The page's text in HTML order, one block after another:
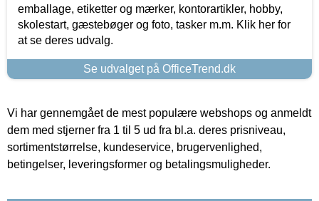
emballage, etiketter og mærker, kontorartikler, hobby,
skolestart, gæstebøger og foto, tasker m.m. Klik her for
at se deres udvalg.
Se udvalget på OfficeTrend.dk
Vi har gennemgået de mest populære webshops og anmeldt
dem med stjerner fra 1 til 5 ud fra bl.a. deres prisniveau,
sortimentstørrelse, kundeservice, brugervenlighed,
betingelser, leveringsformer og betalingsmuligheder.